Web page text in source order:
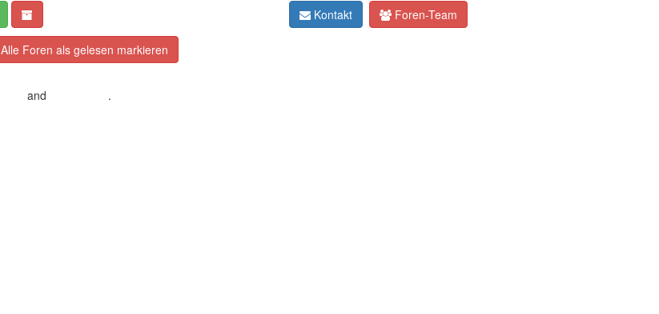
Alle Foren als gelesen markieren
Kontakt Foren-Team
and .